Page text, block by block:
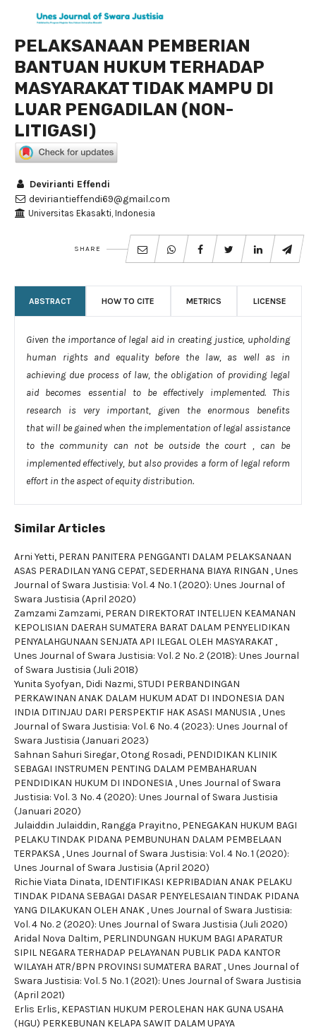
PELAKSANAAN PEMBERIAN
BANTUAN HUKUM TERHADAP
MASYARAKAT TIDAK MAMPU DI
LUAR PENGADILAN (NON-
LITIGASI)
Devirianti Effendi
deviriantieffendi69@gmail.com
Universitas Ekasakti, Indonesia
SHARE
ABSTRACT HOW TO CITE METRICS LICENSE
Given the importance of legal aid in creating justice, upholding
human rights and equality before the law, as well as in
achieving due process of law, the obligation of providing legal
aid becomes essential to be effectively implemented. This
research is very important, given the enormous benefits
that will be gained when the implementation of legal assistance
to the community can not be outside the court , can be
implemented effectively, but also provides a form of legal reform
effort in the aspect of equity distribution.
Similar Articles
Arni Yetti, PERAN PANITERA PENGGANTI DALAM PELAKSANAAN
ASAS PERADILAN YANG CEPAT, SEDERHANA BIAYA RINGAN ,Unes
Journal of Swara Justisia: Vol. 4 No. 1 (2020): Unes Journal of
Swara Justisia (April 2020)
Zamzami Zamzami, PERAN DIREKTORAT INTELIJEN KEAMANAN
KEPOLISIAN DAERAH SUMATERA BARAT DALAM PENYELIDIKAN
PENYALAHGUNAAN SENJATA API ILEGAL OLEH MASYARAKAT ,
Unes Journal of Swara Justisia: Vol. 2 No. 2 (2018): Unes Journal
of Swara Justisia (Juli 2018)
Yunita Syofyan, Didi Nazmi, STUDI PERBANDINGAN
PERKAWINAN ANAK DALAM HUKUM ADAT DI INDONESIA DAN
INDIA DITINJAU DARI PERSPEKTIF HAK ASASI MANUSIA ,Unes
Journal of Swara Justisia: Vol. 6 No. 4 (2023): Unes Journal of
Swara Justisia (Januari 2023)
Sahnan Sahuri Siregar, Otong Rosadi, PENDIDIKAN KLINIK
SEBAGAI INSTRUMEN PENTING DALAM PEMBAHARUAN
PENDIDIKAN HUKUM DI INDONESIA ,Unes Journal of Swara
Justisia: Vol. 3 No. 4 (2020): Unes Journal of Swara Justisia
(Januari 2020)
Julaiddin Julaiddin, Rangga Prayitno, PENEGAKAN HUKUM BAGI
PELAKU TINDAK PIDANA PEMBUNUHAN DALAM PEMBELAAN
TERPAKSA ,Unes Journal of Swara Justisia: Vol. 4 No. 1 (2020):
Unes Journal of Swara Justisia (April 2020)
Richie Viata Dinata, IDENTIFIKASI KEPRIBADIAN ANAK PELAKU
TINDAK PIDANA SEBAGAI DASAR PENYELESAIAN TINDAK PIDANA
YANG DILAKUKAN OLEH ANAK ,Unes Journal of Swara Justisia:
Vol. 4 No. 2 (2020): Unes Journal of Swara Justisia (Juli 2020)
Aridal Nova Daltim, PERLINDUNGAN HUKUM BAGI APARATUR
SIPIL NEGARA TERHADAP PELAYANAN PUBLIK PADA KANTOR
WILAYAH ATR/BPN PROVINSI SUMATERA BARAT ,Unes Journal of
Swara Justisia: Vol. 5 No. 1 (2021): Unes Journal of Swara Justisia
(April 2021)
Erlis Erlis, KEPASTIAN HUKUM PEROLEHAN HAK GUNA USAHA
(HGU) PERKEBUNAN KELAPA SAWIT DALAM UPAYA